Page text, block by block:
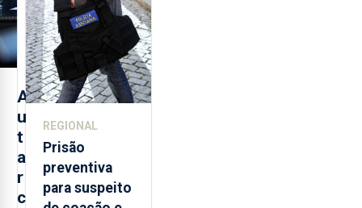
A
u
t
a
r
c
de infrassons
dos Açores
REGIONAL
Prisão
preventiva
para suspeito